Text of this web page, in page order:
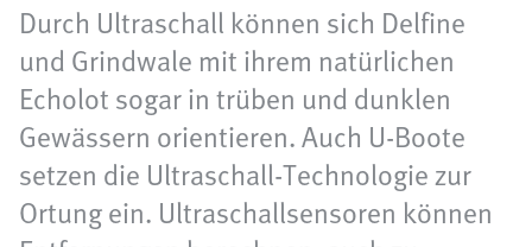
Durch Ultraschall können sich Delfine
und Grindwale mit ihrem natürlichen
Echolot sogar in trüben und dunklen
Gewässern orientieren. Auch U-Boote
setzen die Ultraschall-Technologie zur
Ortung ein. Ultraschallsensoren können